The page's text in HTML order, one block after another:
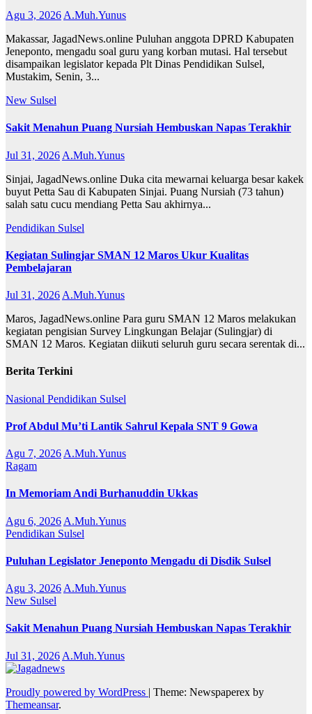
Agu 3, 2026 A.Muh.Yunus
Makassar, JagadNews.online Puluhan anggota DPRD Kabupaten
Jeneponto, mengadu soal guru yang korban mutasi. Hal tersebut
disampaikan legislator kepada Plt Dinas Pendidikan Sulsel,
Mustakim, Senin, 3...
New Sulsel
Sakit Menahun Puang Nursiah Hembuskan Napas Terakhir
Jul 31, 2026 A.Muh.Yunus
Sinjai, JagadNews.online Duka cita mewarnai keluarga besar kakek
buyut Petta Sau di Kabupaten Sinjai. Puang Nursiah (73 tahun)
salah satu cucu mendiang Petta Sau akhirnya...
Pendidikan Sulsel
Kegiatan Sulingjar SMAN 12 Maros Ukur Kualitas
Pembelajaran
Jul 31, 2026 A.Muh.Yunus
Maros, JagadNews.online Para guru SMAN 12 Maros melakukan
kegiatan pengisian Survey Lingkungan Belajar (Sulingjar) di
SMAN 12 Maros. Kegiatan diikuti seluruh guru secara serentak di...
Berita Terkini
Nasional Pendidikan Sulsel
Prof Abdul Mu’ti Lantik Sahrul Kepala SNT 9 Gowa
Agu 7, 2026 A.Muh.Yunus
Ragam
In Memoriam Andi Burhanuddin Ukkas
Agu 6, 2026 A.Muh.Yunus
Pendidikan Sulsel
Puluhan Legislator Jeneponto Mengadu di Disdik Sulsel
Agu 3, 2026 A.Muh.Yunus
New Sulsel
Sakit Menahun Puang Nursiah Hembuskan Napas Terakhir
Jul 31, 2026 A.Muh.Yunus
Proudly powered by WordPress | Theme: Newspaperex by
Themeansar.